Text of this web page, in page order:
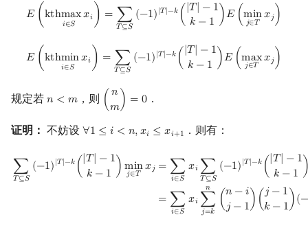
𝐸 (kthmax𝑥𝑖
𝑖∈𝑆
) = ∑
𝑇⊆𝑆
(−1)|𝑇|−𝑘 ( |𝑇 | − 1
𝑘 − 1 )𝐸 (min
𝑗∈𝑇 𝑥𝑗 )
E( kthmax ∈S T⊆S ( 1) | T| k (| T|− 1k−1)E(min j∈ j)
𝐸 (kthmin𝑥𝑖
𝑖∈𝑆
) = ∑
𝑇⊆𝑆
(−1)|𝑇|−𝑘 ( |𝑇 | − 1
𝑘 − 1 )𝐸 (max
𝑗∈𝑇 𝑥𝑗 )
E( kthmin ∈S T⊆S ( 1) | T| k (| T|− 1k−1)E(max j)
规定若 𝑛 < 𝑚
n <m ，则 ( 𝑛
𝑚 ) = 0
(n )= 0 ．
证明： 不妨设 ∀1 ≤ 𝑖 < 𝑛,𝑥𝑖 ≤ 𝑥𝑖+1
∀1≤i< n xi ≤x i+1 ．则有：
∑
𝑇⊆𝑆
(−1)|𝑇|−𝑘 ( |𝑇| − 1
𝑘 − 1 ) min
𝑗∈𝑇 𝑥𝑗 = ∑
𝑖∈𝑆
𝑥𝑖 ∑
𝑇⊆𝑆
(−1)|𝑇|−𝑘 ( |𝑇 | − 1
𝑘 − 1
= ∑
𝑖∈𝑆
𝑥𝑖
𝑛
∑
𝑗=𝑘
(𝑛 −𝑖
𝑗 − 1 ) ( 𝑗 − 1
𝑘 − 1 )(−
∑T⊆ S 1 ) |T|−k(| T| −1k −1) min =∑i∈ xi∑T ⊆ ( − 1)|T| −k (| |− 1k